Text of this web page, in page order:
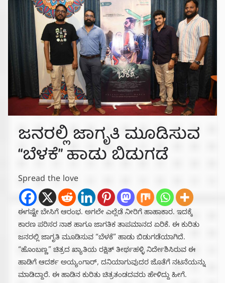
ಜನರಲ್ಲಿ ಜಾಗೃತಿ ಮೂಡಿಸುವ
“ಬೆಳಕೆ” ಹಾಡು ಬಿಡುಗಡೆ
Spread the love
ಈಗಷ್ಟೇ ಬೇಸಿಗೆ ಆರಂಭ. ಅಗಲೇ ಎಲ್ಲೆಡೆ ನೀರಿಗೆ ಹಾಹಾಕಾರ.‌ ಇದಕ್ಕೆ
ಕಾರಣ ಪರಿಸರ ನಾಶ ಹಾಗೂ ಜಾಗತಿಕ ತಾಪಮಾನದ ಏರಿಕೆ. ಈ ಕುರಿತು
ಜನರಲ್ಲಿ ಜಾಗೃತಿ ಮೂಡಿಸುವ “ಬೆಳಕೆ” ಹಾಡು ಬಿಡುಗಡೆಯಾಗಿದೆ.
“ಹೊಂಬಣ್ಣ” ಚಿತ್ರದ ಖ್ಯಾತಿಯ ರಕ್ಷಿತ್ ತೀರ್ಥಹಳ್ಳಿ ನಿರ್ದೇಶಿಸಿರುವ ಈ
ಹಾಡಿಗೆ ಆದರ್ಶ ಅಯ್ಯಂಗಾರ್, ದನಿಯಾಗುವುದರ ಜೊತೆಗೆ ನಟನೆಯನ್ನು
ಮಾಡಿದ್ದಾರೆ. ಈ ಹಾಡಿನ ಕುರಿತು ಚಿತ್ರತಂಡದವರು ಹೇಳಿದ್ದು ಹೀಗೆ.